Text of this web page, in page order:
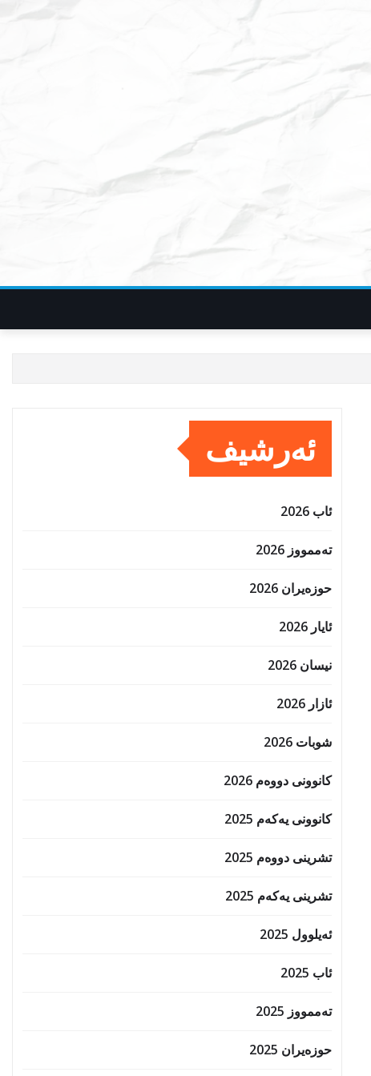
ئەرشیف
ئاب 2026
تەممووز 2026
حوزه‌یران 2026
ئایار 2026
نیسان 2026
ئازار 2026
شوبات 2026
کانوونی دووەم 2026
کانوونی یەکەم 2025
تشرینی دووەم 2025
تشرینی یەکەم 2025
ئەیلوول 2025
ئاب 2025
تەممووز 2025
حوزه‌یران 2025